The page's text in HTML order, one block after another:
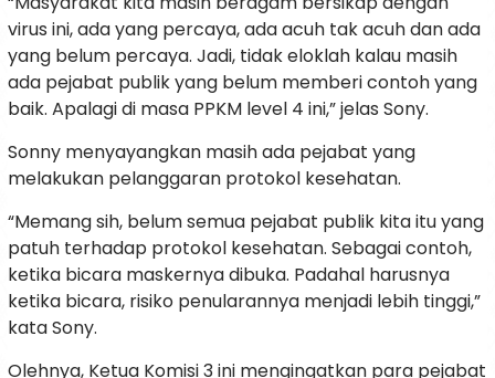
virus ini, ada yang percaya, ada acuh tak acuh dan ada
yang belum percaya. Jadi, tidak eloklah kalau masih
ada pejabat publik yang belum memberi contoh yang
baik. Apalagi di masa PPKM level 4 ini,” jelas Sony.
Sonny menyayangkan masih ada pejabat yang
melakukan pelanggaran protokol kesehatan.
“Memang sih, belum semua pejabat publik kita itu yang
patuh terhadap protokol kesehatan. Sebagai contoh,
ketika bicara maskernya dibuka. Padahal harusnya
ketika bicara, risiko penularannya menjadi lebih tinggi,”
kata Sony.
Olehnya, Ketua Komisi 3 ini mengingatkan para pejabat